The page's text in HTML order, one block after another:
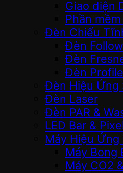
Giao diện
Phần
Đèn Chiếu
Đèn
Đèn
Đèn Profile
Đèn Hiệu Ứng
Đèn Laser
Đèn PAR &
LED Bar &
Máy Hiệu Ứng
Máy Bong
Máy CO2